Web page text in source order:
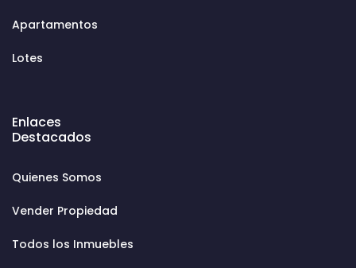
Apartamentos
Lotes
Enlaces
Destacados
Quienes Somos
Vender Propiedad
Todos los Inmuebles